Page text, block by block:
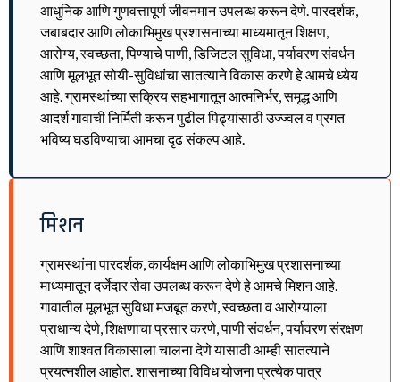
आधुनिक आणि गुणवत्तापूर्ण जीवनमान उपलब्ध करून देणे. पारदर्शक,
जबाबदार आणि लोकाभिमुख प्रशासनाच्या माध्यमातून शिक्षण,
आरोग्य, स्वच्छता, पिण्याचे पाणी, डिजिटल सुविधा, पर्यावरण संवर्धन
आणि मूलभूत सोयी-सुविधांचा सातत्याने विकास करणे हे आमचे ध्येय
आहे. ग्रामस्थांच्या सक्रिय सहभागातून आत्मनिर्भर, समृद्ध आणि
आदर्श गावाची निर्मिती करून पुढील पिढ्यांसाठी उज्ज्वल व प्रगत
भविष्य घडविण्याचा आमचा दृढ संकल्प आहे.
मिशन
ग्रामस्थांना पारदर्शक, कार्यक्षम आणि लोकाभिमुख प्रशासनाच्या
माध्यमातून दर्जेदार सेवा उपलब्ध करून देणे हे आमचे मिशन आहे.
गावातील मूलभूत सुविधा मजबूत करणे, स्वच्छता व आरोग्याला
प्राधान्य देणे, शिक्षणाचा प्रसार करणे, पाणी संवर्धन, पर्यावरण संरक्षण
आणि शाश्वत विकासाला चालना देणे यासाठी आम्ही सातत्याने
प्रयत्नशील आहोत. शासनाच्या विविध योजना प्रत्येक पात्र